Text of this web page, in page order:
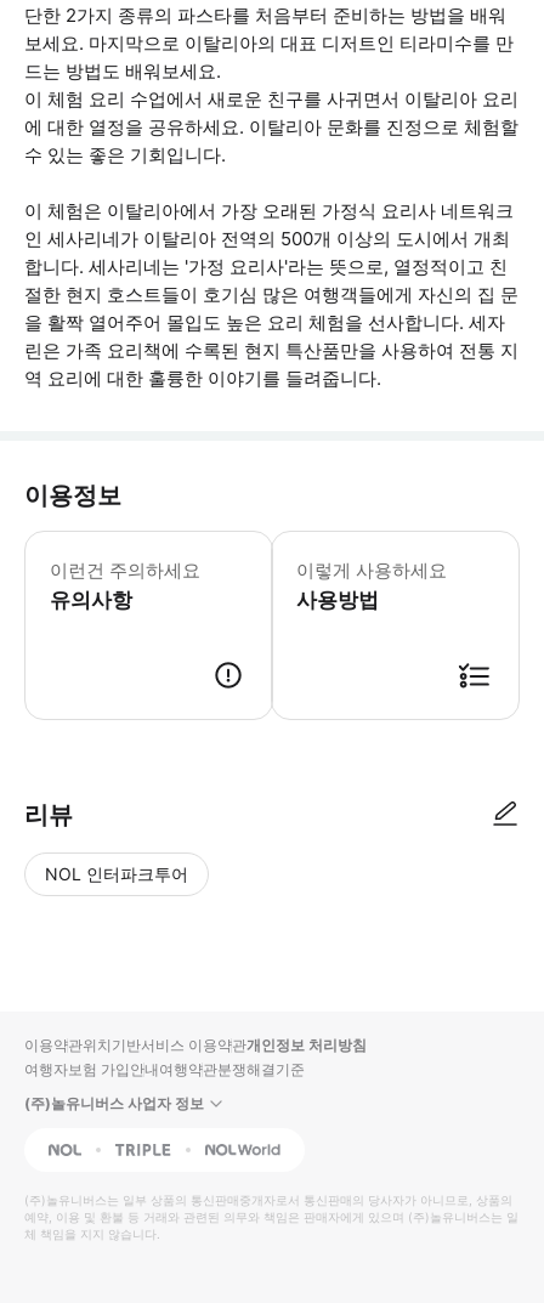
단한 2가지 종류의 파스타를 처음부터 준비하는 방법을 배워
보세요. 마지막으로 이탈리아의 대표 디저트인 티라미수를 만
드는 방법도 배워보세요.
이 체험 요리 수업에서 새로운 친구를 사귀면서 이탈리아 요리
에 대한 열정을 공유하세요. 이탈리아 문화를 진정으로 체험할
수 있는 좋은 기회입니다.
이 체험은 이탈리아에서 가장 오래된 가정식 요리사 네트워크
인 세사리네가 이탈리아 전역의 500개 이상의 도시에서 개최
합니다. 세사리네는 '가정 요리사'라는 뜻으로, 열정적이고 친
절한 현지 호스트들이 호기심 많은 여행객들에게 자신의 집 문
을 활짝 열어주어 몰입도 높은 요리 체험을 선사합니다. 세자
린은 가족 요리책에 수록된 현지 특산품만을 사용하여 전통 지
역 요리에 대한 훌륭한 이야기를 들려줍니다.
이용정보
이런건 주의하세요
유의사항
이 체험은 현지인의 집에서 진행되며,
이렇게 사용하세요
사용방법
리뷰
NOL 인터파크투어
입니
다.
높
은
순
동
영
상
순
상
이용약관위치기반서비스 이용약관개인정보 처리방침
여행자보험 가입안내여행약관분쟁해결기준
(주)놀유니버스 사업자 정보
NOL Triple Interpark Global
(주)놀유니버스는 일부 상품의 통신판매중개자로서 통신판매의 당사자가 아니므로, 상품의
예약, 이용 및 환불 등 거래와 관련된 의무와 책임은 판매자에게 있으며 (주)놀유니버스는 일
체 책임을 지지 않습니다.